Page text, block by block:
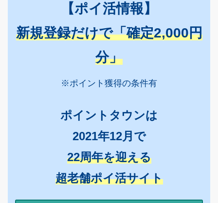
【ポイ活情報】
新規登録だけで「確定2,000円
分」
※ポイント獲得の条件有
ポイントタウンは
2021年12月で
22周年を迎える
超老舗ポイ活サイト